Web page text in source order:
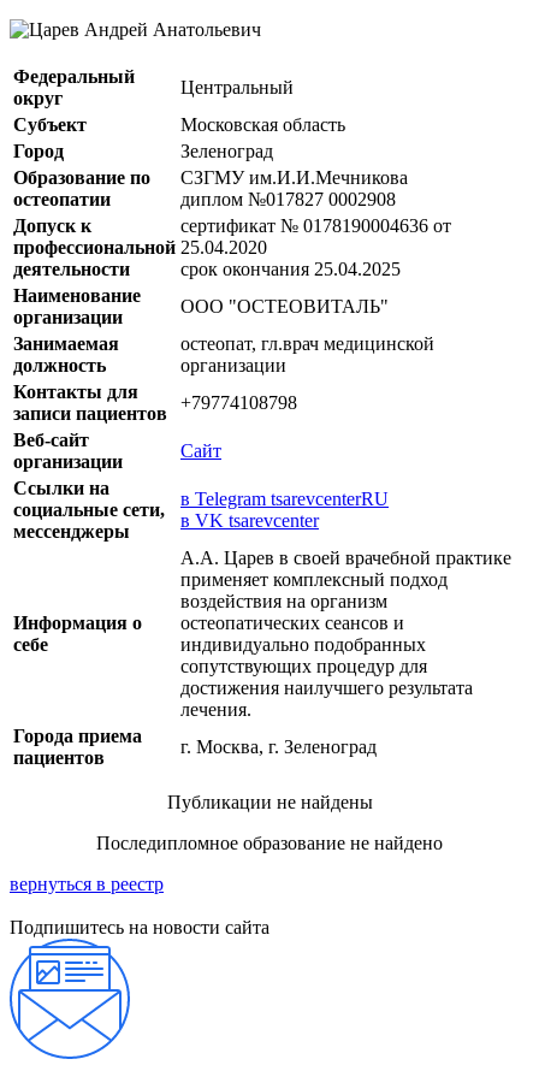
Федеральный
округ
Центральный
Субъект
Московская область
Город
Зеленоград
Образование по
остеопатии
СЗГМУ им.И.И.Мечникова
диплом №017827 0002908
Допуск к
профессиональной
деятельности
сертификат № 0178190004636 от
25.04.2020
срок окончания 25.04.2025
Наименование
организации
ООО "ОСТЕОВИТАЛЬ"
Занимаемая
должность
остеопат, гл.врач медицинской
организации
Контакты для
записи пациентов
+79774108798
Веб-сайт
организации
Сайт
Ссылки на
социальные сети,
мессенджеры
в Telegram tsarevcenterRU
в VK tsarevcenter
Информация о
себе
А.А. Царев в своей врачебной практике
применяет комплексный подход
воздействия на организм
остеопатических сеансов и
индивидуально подобранных
сопутствующих процедур для
достижения наилучшего результата
лечения.
Города приема
пациентов
г. Москва, г. Зеленоград
Публикации не найдены
Последипломное образование не найдено
вернуться в реестр
Подпишитесь на новости сайта